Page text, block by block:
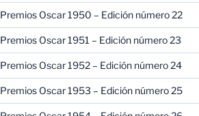
Premios Oscar 1950 – Edición número 22
Premios Oscar 1951 – Edición número 23
Premios Oscar 1952 – Edición número 24
Premios Oscar 1953 – Edición número 25